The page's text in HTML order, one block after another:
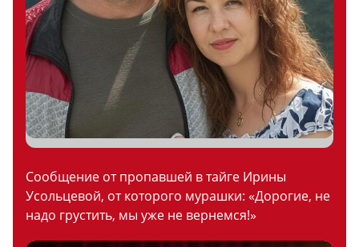
Сообщение от пропавшей в тайге Ирины
Усольцевой, от которого мурашки: «Дорогие, не
надо грустить, мы уже не вернемся!»